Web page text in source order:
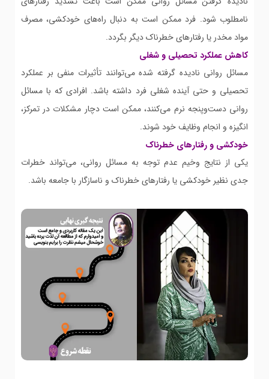
نامطلوب شود. فرد ممکن است به دنبال راه‌های خودکشی، مصرف
مواد مخدر یا رفتارهای خطرناک دیگر بگردد.
کاهش عملکرد تحصیلی و شغلی
مسائل روانی نادیده گرفته شده می‌توانند تأثیرات منفی بر عملکرد
تحصیلی و حتی آینده شغلی فرد داشته باشد. افرادی که با مسائل
روانی دست‌وپنجه نرم می‌کنند، ممکن است دچار مشکلات در تمرکز،
انگیزه و انجام وظایف خود شوند.
خودکشی و رفتارهای خطرناک
یکی از نتایج وخیم عدم توجه به مسائل روانی، می‌تواند خطرات
جدی نظیر خودکشی یا رفتارهای خطرناک و ناسازگار با جامعه باشد.